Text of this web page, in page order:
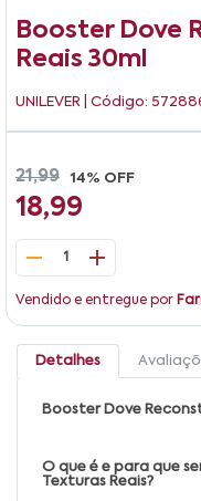
Booster Dove
Reais 30ml
UNILEVER | Código:
21,99 14% OFF
18,99
1
Vendido e entregue por
Detalhes
Booster Dove
O que é e para que
Texturas Reais?